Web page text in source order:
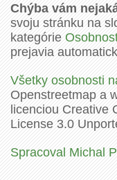
Chýba vám
svoju stránku na
kategórie
prejavia
Všetky osobnosti
Openstreetmap a
licenciou Creative
License 3.0
Spracoval Michal